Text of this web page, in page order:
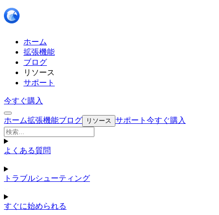
ホーム
拡張機能
ブログ
リソース
サポート
今すぐ購入
ホーム拡張機能ブログ リソース サポート 今すぐ購入
よくある質問
トラブルシューティング
すぐに始められる